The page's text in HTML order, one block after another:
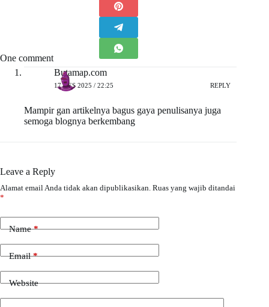
One comment
Butamap.com
17 DES 2025 / 22:25 REPLY
Mampir gan artikelnya bagus gaya penulisanya juga
semoga blognya berkembang
Leave a Reply
Alamat email Anda tidak akan dipublikasikan. Ruas yang wajib ditandai
*
Name*
Email*
Website